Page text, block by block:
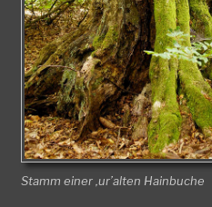
Stamm einer ‚ur’alten Hainbuche